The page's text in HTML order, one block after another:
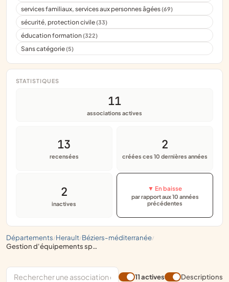
départements/ herault/ béziers-méditerranée/
gestion d'équipements sportifs, organisation de rencontres sportives, organisation de championnats, clubs de supporters
services familiaux, services aux personnes âgées(69)
sécurité, protection civile(33)
éducation formation(322)
Sans catégorie(5)
STATISTIQUES
11
associations actives
13
recensées
2
créées ces 10 dernières années
2
inactives
▼ En baisse
par rapport aux 10 années
précédentes
11 actives Descriptions